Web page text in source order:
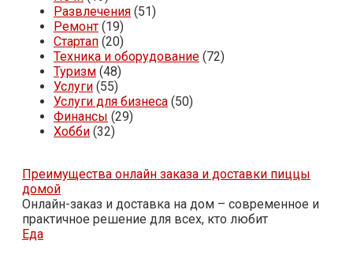
Развлечения (51)
Ремонт (19)
Стартап (20)
Техника и оборудование (72)
Туризм (48)
Услуги (55)
Услуги для бизнеса (50)
Финансы (29)
Хобби (32)
Преимущества онлайн заказа и доставки пиццы
домой
Онлайн-заказ и доставка на дом – современное и
практичное решение для всех, кто любит
Еда